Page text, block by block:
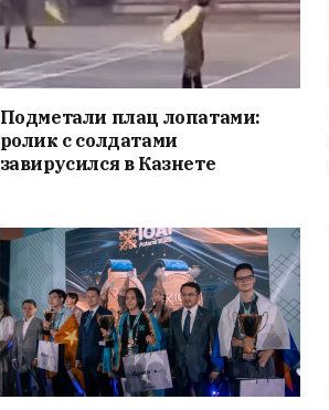
Подметали плац лопатами:
ролик с солдатами
завирусился в Казнете